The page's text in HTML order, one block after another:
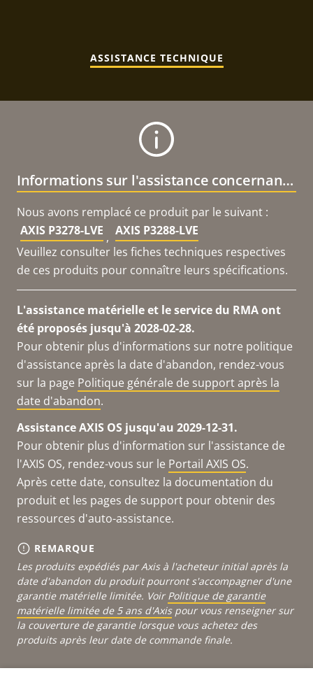
ASSISTANCE TECHNIQUE
Informations sur l'assistance concernant le produit
Nous avons remplacé ce produit par le suivant :
AXIS P3278-LVE , AXIS P3288-LVE
Veuillez consulter les fiches techniques respectives
de ces produits pour connaître leurs spécifications.
L'assistance matérielle et le service du RMA ont
été proposés jusqu'à 2028-02-28.
Pour obtenir plus d'informations sur notre politique
d'assistance après la date d'abandon, rendez-vous
sur la page Politique générale de support après la
date d'abandon.
Assistance AXIS OS jusqu'au 2029-12-31.
Pour obtenir plus d'information sur l'assistance de
l'AXIS OS, rendez-vous sur le Portail AXIS OS.
Après cette date, consultez la documentation du
produit et les pages de support pour obtenir des
ressources d'auto-assistance.
REMARQUE
Les produits expédiés par Axis à l'acheteur initial après la
date d'abandon du produit pourront s'accompagner d'une
garantie matérielle limitée. Voir Politique de garantie
matérielle limitée de 5 ans d'Axispour vous renseigner sur
la couverture de garantie lorsque vous achetez des
produits après leur date de commande finale.